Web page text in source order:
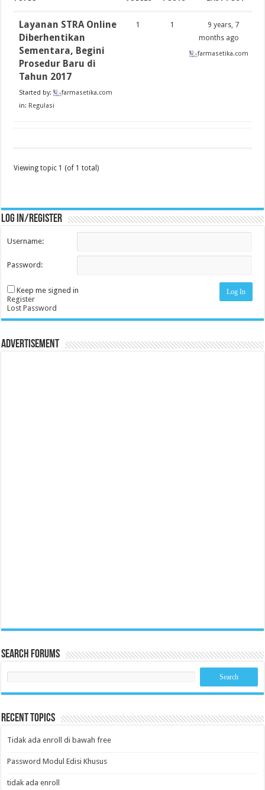
Layanan STRA Online
Diberhentikan
Sementara, Begini
Prosedur Baru di
Tahun 2017
Started by:
farmasetika.com
in: Regulasi
1 1
9 years, 7
months ago
farmasetika.com
Viewing topic 1 (of 1 total)
Log in/register
Username:
Password:
Keep me signed in Log In
Register
Lost Password
Advertisement
Search Forums
Recent Topics
Tidak ada enroll di bawah free
Password Modul Edisi Khusus
tidak ada enroll